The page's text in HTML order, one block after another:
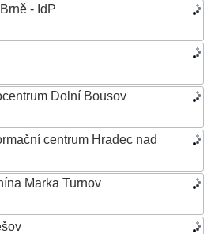
- IdP
Dolní Bousov
centrum Hradec nad
Marka Turnov